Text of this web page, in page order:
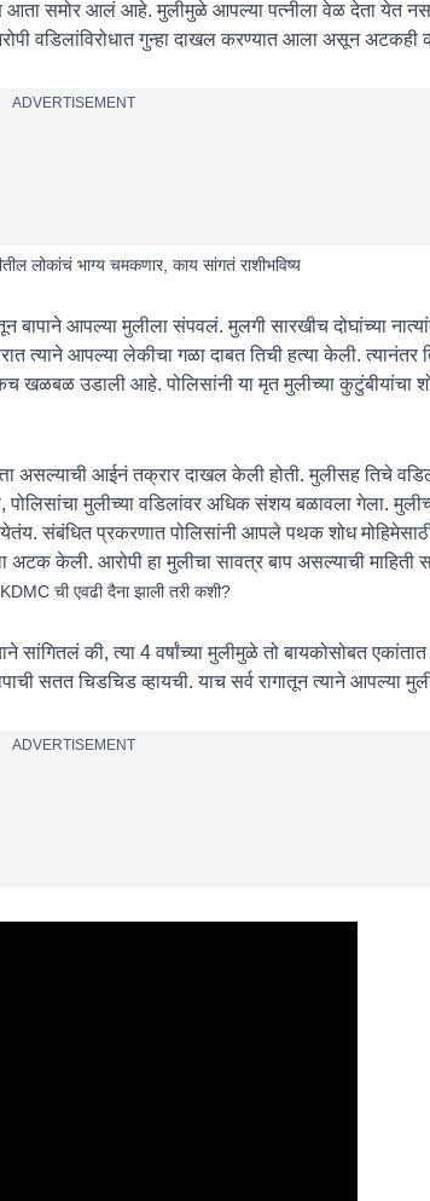
आता समोर आलं आहे. मुलीमुळे आपल्या पत्नीला वेळ देता येत
वडिलांविरोधात गुन्हा दाखल करण्यात आला असून
ADVERTISEMENT
लोकांचं भाग्य चमकणार, काय सांगतं राशीभविष्य
बापाने आपल्या मुलीला संपवलं. मुलगी सारखीच दोघांच्या
आपल्या लेकीचा गळा दाबत तिची हत्या केली. त्यानंतर
खळबळ उडाली आहे. पोलिसांनी या मृत मुलीच्या कुटुंबीयांचा
असल्याची आईनं तक्रार दाखल केली होती. मुलीसह तिचे
मुलीच्या वडिलांवर अधिक संशय बळावला गेला.
येतंय. संबंधित प्रकरणात पोलिसांनी आपले पथक शोध
अटक केली. आरोपी हा मुलीचा सावत्र बाप असल्याची
ची एवढी दैना झाली तरी कशी?
सांगितलं की, त्या 4 वर्षांच्या मुलीमुळे तो बायकोसोबत
सतत चिडचिड व्हायची. याच सर्व रागातून त्याने आपल्या
ADVERTISEMENT